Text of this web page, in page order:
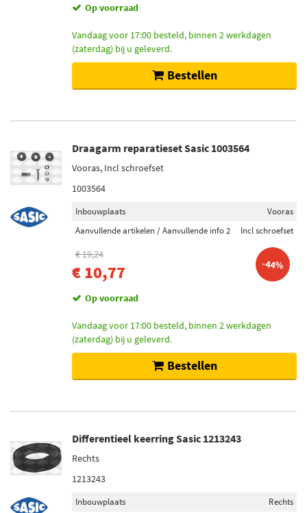
Inbouwplaats
Vooras (3498)
Rechts boven (1034)
Toon meer
Lengte [mm]
903 (4)
1020 (3)
Hydraulisch (155)
Remschijftype
Geventileerd (343)
Massief (224)
Op voorraad
Vandaag voor 17:00 besteld, binnen 2 werkdagen
(zaterdag) bij u geleverd.
Bestellen
Draagarm reparatieset Sasic 1003564
Vooras, Incl schroefset
1003564
Inbouwplaats
Vooras
Aanvullende artikelen / Aanvullende info 2
Incl schroefset
€ 19,24
€ 10,77 -44%
Op voorraad
Vandaag voor 17:00 besteld, binnen 2 werkdagen
(zaterdag) bij u geleverd.
Bestellen
Differentieel keerring Sasic 1213243
Rechts
1213243
Inbouwplaats
Rechts